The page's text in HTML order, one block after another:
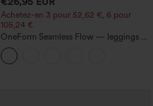
Achetez-en 3 pour 52,62 €, 6 pour
105,24 €
OneForm Seamless Flow — leggings de
yoga sans coutures, taille mi-haute, effet
gainant pour le ventre et liftant pour les
fesses